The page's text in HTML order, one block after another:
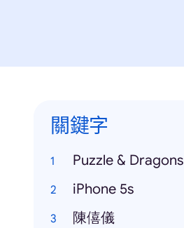
關鍵字
Puzzle & Dragons
iPhone 5s
陳僖儀